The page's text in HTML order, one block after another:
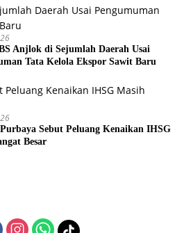
Anjlok di Sejumlah Daerah Usai
Tata Kelola Ekspor Sawit Baru
Sebut Peluang Kenaikan IHSG
Besar